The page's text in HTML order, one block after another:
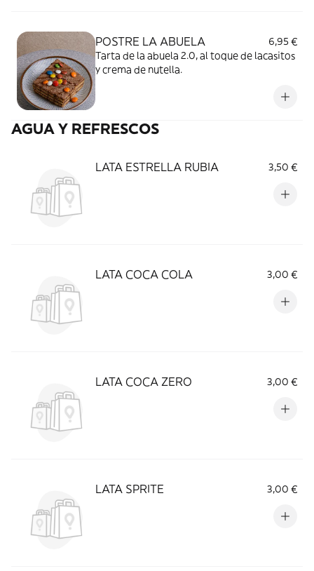
POSTRE LA ABUELA
6,95 €
Tarta de la abuela 2.0, al toque de lacasitos
y crema de nutella.
AGUA Y REFRESCOS
LATA ESTRELLA RUBIA 3,50 €
LATA COCA COLA 3,00 €
LATA COCA ZERO 3,00 €
LATA SPRITE 3,00 €